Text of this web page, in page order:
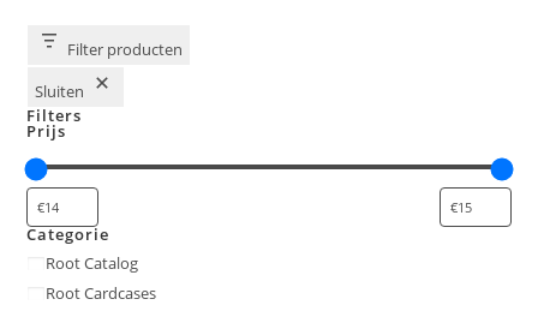
Filter producten
Sluiten
Filters
Prijs
Categorie
Categorie
Root Catalog
Root Cardcases